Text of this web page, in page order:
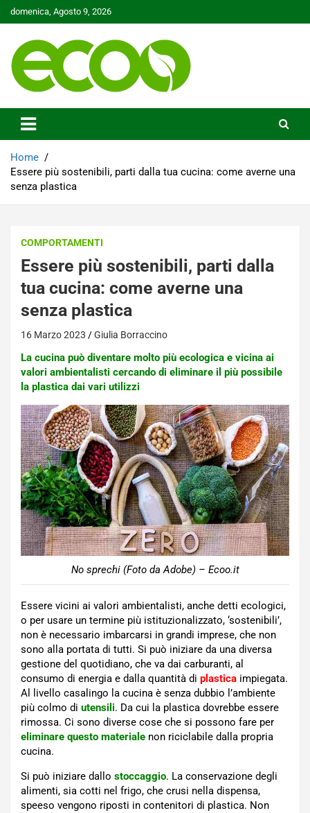
Skip
to
domenica, Agosto 9, 2026
Ecoo.it
Home
Essere più sostenibili, parti dalla tua cucina: come averne una
senza plastica
COMPORTAMENTI
Essere più sostenibili, parti dalla
tua cucina: come averne una
senza plastica
16 Marzo 2023 Giulia Borraccino
La cucina può diventare molto più ecologica e vicina ai
valori ambientalisti cercando di eliminare il più possibile
la plastica dai vari utilizzi
No sprechi (Foto da Adobe) – Ecoo.it
Essere vicini ai valori ambientalisti, anche detti ecologici,
o per usare un termine più istituzionalizzato, ‘sostenibili’,
non è necessario imbarcarsi in grandi imprese, che non
sono alla portata di tutti. Si può iniziare da una diversa
gestione del quotidiano, che va dai carburanti, al
consumo di energia e dalla quantità di plastica impiegata.
Al livello casalingo la cucina è senza dubbio l’ambiente
più colmo di utensili. Da cui la plastica dovrebbe essere
rimossa. Ci sono diverse cose che si possono fare per
eliminare questo materiale non riciclabile dalla propria
cucina.
Si può iniziare dallo stoccaggio. La conservazione degli
alimenti, sia cotti nel frigo, che crusi nella dispensa,
speeso vengono riposti in contenitori di plastica. Non